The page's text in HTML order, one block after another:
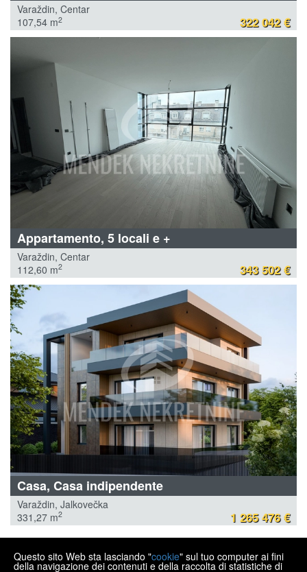
Varaždin, Centar
107,54 m2 322 042 €
Appartamento, 5 locali e +
Varaždin, Centar
112,60 m2 343 502 €
Casa, Casa indipendente
Varaždin, Jalkovečka
331,27 m2 1 265 476 €
MENDEK NEKRETNINE
Questo sito Web sta lasciando "cookie" sul tuo computer ai fini
della navigazione dei contenuti e della raccolta di statistiche di